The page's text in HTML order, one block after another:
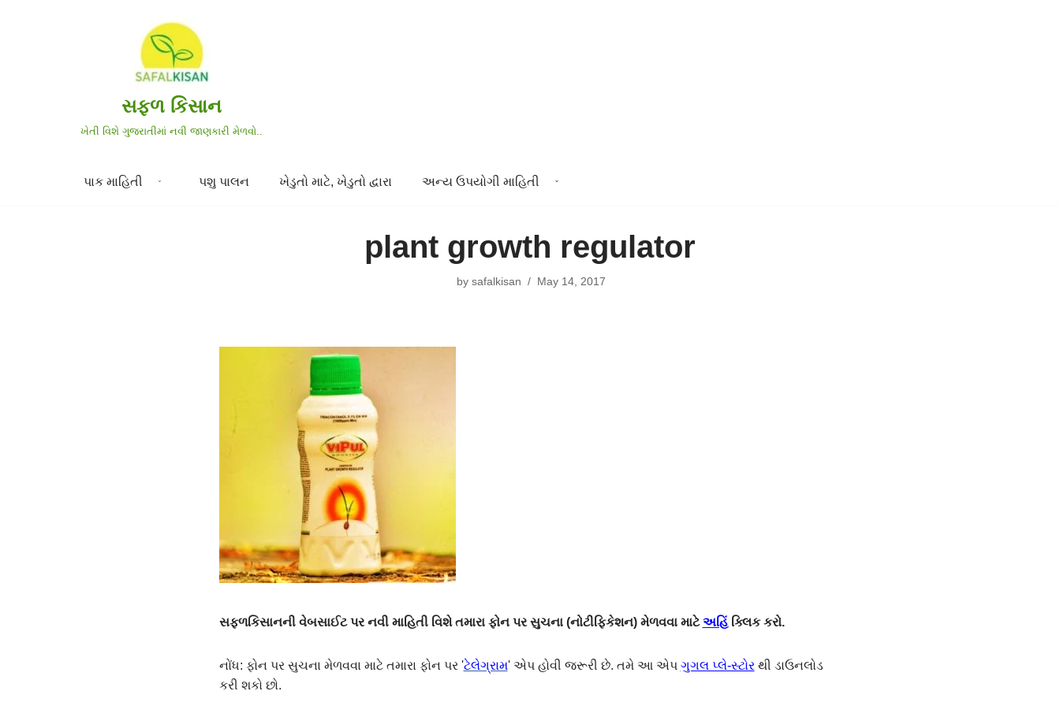
સફળ કિસાન
ખેતી વિશે ગુજરાતીમાં નવી જાણકારી મેળવો..
પાક માહિતી પશુ પાલન ખેડુતો માટે, ખેડુતો દ્વારા અન્ય ઉપયોગી માહિતી
plant growth regulator
by safalkisan May 14, 2017
સફ્ળકિસાનની વેબસાઈટ પર નવી માહિતી વિશે તમારા ફોન પર સુચના (નોટીફિકેશન) મેળવવા માટેઅહિંક્લિક કરો.
નોંધ: ફોન પર સુચના મેળવવા માટે તમારા ફોન પર 'ટેલેગ્રામ' એપ હોવી જરૂરી છે. તમે આ એપ ગુગલ પ્લે-સ્ટોરથી ડાઉનલોડ
કરી શકો છો.